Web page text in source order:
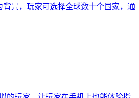
背景，玩家可选择全球数十个国家，通